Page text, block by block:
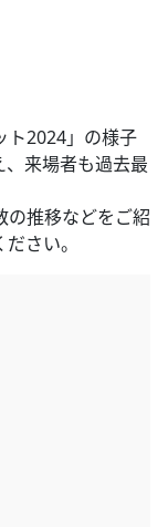
ト2024」の様子
来場者も過去最
の推移などをご紹
さい。